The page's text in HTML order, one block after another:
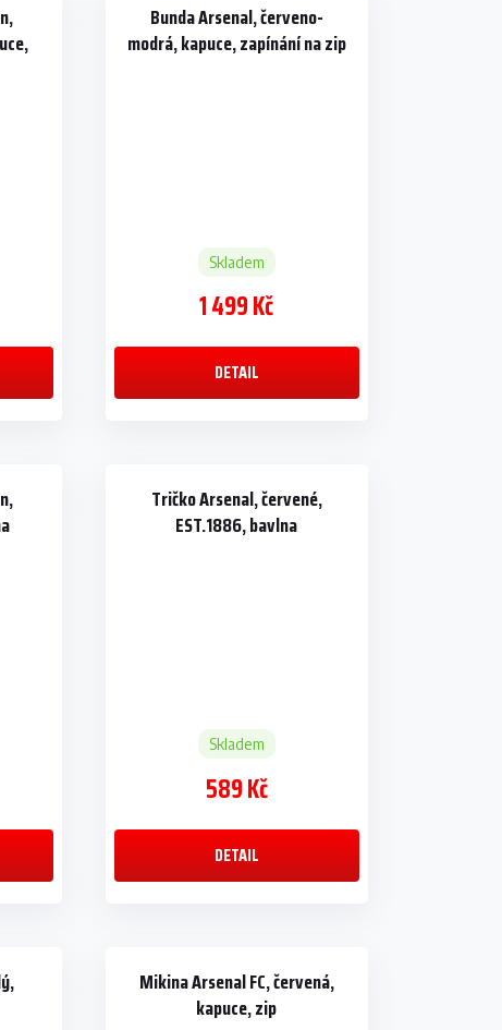
Bunda Arsenal, červeno-
modrá, kapuce, zapínání na zip
Skladem
1 499 Kč
DETAIL
Tričko Arsenal, červené,
EST.1886, bavlna
Skladem
589 Kč
DETAIL
Mikina Arsenal FC, červená,
kapuce, zip